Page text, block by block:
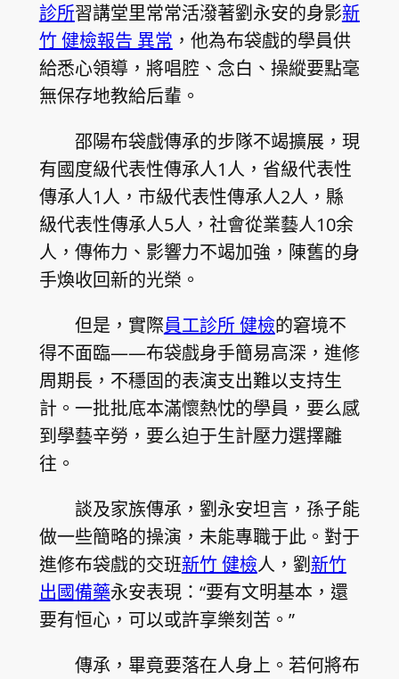
診所習講堂里常常活潑著劉永安的身影新
竹 健檢報告 異常 ，他為布袋戲的學員供
給悉心領導，將唱腔、念白、操縱要點毫
無保存地教給后輩。
邵陽布袋戲傳承的步隊不竭擴展，現
有國度級代表性傳承人1人，省級代表性
傳承人1人，市級代表性傳承人2人，縣
級代表性傳承人5人，社會從業藝人10余
人，傳佈力、影響力不竭加強，陳舊的身
手煥收回新的光榮。
但是，實際員工診所 健檢的窘境不
得不面臨——布袋戲身手簡易高深，進修
周期長，不穩固的表演支出難以支持生
計。一批批底本滿懷熱忱的學員，要么感
到學藝辛勞，要么迫于生計壓力選擇離
往。
談及家族傳承，劉永安坦言，孫子能
做一些簡略的操演，未能專職于此。對于
進修布袋戲的交班新竹 健檢人，劉 新竹
出國備藥永安表現：“要有文明基本，還
要有恒心，可以或許享樂刻苦。”
傳承，畢竟要落在人身上。若何將布